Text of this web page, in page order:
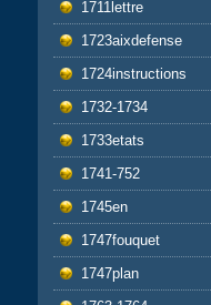
1711lettre
1723aixdefense
1724instructions
1732-1734
1733etats
1741-752
1745en
1747fouquet
1747plan